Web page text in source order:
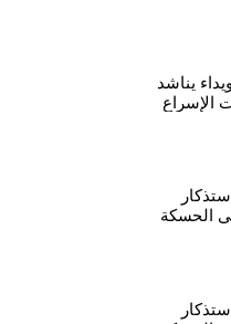
يناشد
الإسراع
الحسكة